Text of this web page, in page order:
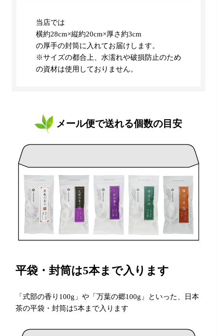
当店では
横約28cm×縦約20cm×厚さ約3cm
の厚手の封筒に入れてお届けします。
※サイズの都合上、水濡れや破損防止のため
の資材は使用しておりません。
メール便で送れる個数の目安
平袋・封筒は5本まで入ります
「式部の香り100g」や「万葉の郷100g」といった、日本
茶の平袋・封筒は5本まで入ります